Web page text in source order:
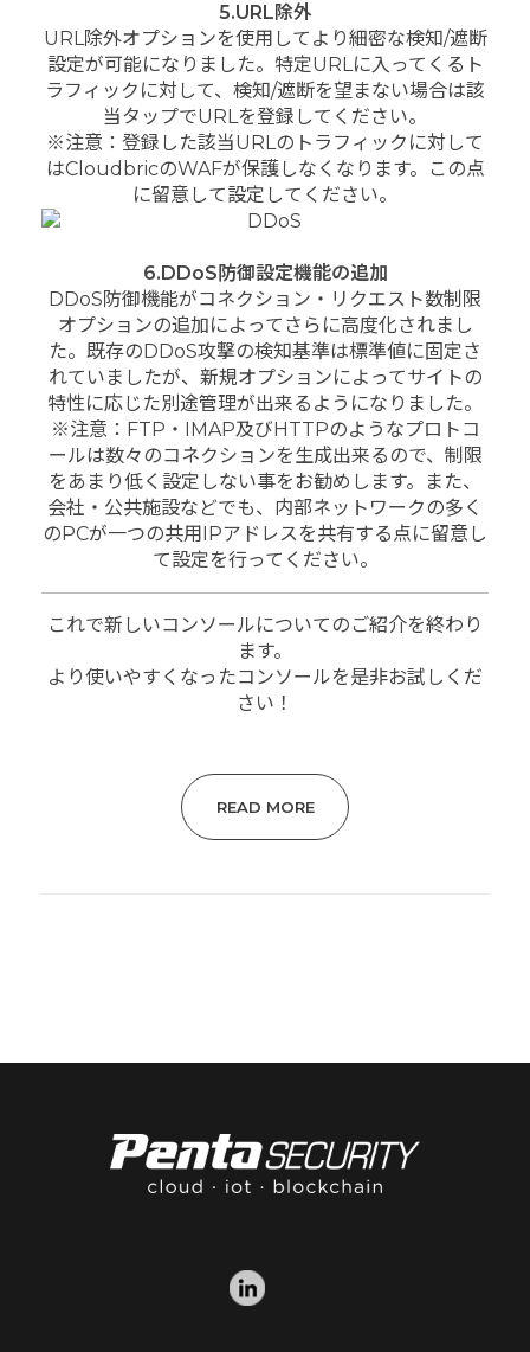
5.URL除外
URL除外オプションを使用してより細密な検知/遮断
設定が可能になりました。特定URLに入ってくるト
ラフィックに対して、検知/遮断を望まない場合は該
当タップでURLを登録してください。
※注意：登録した該当URLのトラフィックに対して
はCloudbricのWAFが保護しなくなります。この点
に留意して設定してください。
6.DDoS防御設定機能の追加
DDoS防御機能がコネクション・リクエスト数制限
オプションの追加によってさらに高度化されまし
た。 既存のDDoS攻撃の検知基準は標準値に固定さ
れていましたが、新規オプションによってサイトの
特性に応じた別途管理が出来るようになりました。
※注意：FTP・IMAP及びHTTPのようなプロトコ
ールは数々のコネクションを生成出来るので、制限
をあまり低く設定しない事をお勧めします。また、
会社・公共施設などでも、内部ネットワークの多く
のPCが一つの共用IPアドレスを共有する点に留意し
て設定を行ってください。
これで新しいコンソールについてのご紹介を終わり
ます。
より使いやすくなったコンソールを是非お試しくだ
さい！
READ MORE